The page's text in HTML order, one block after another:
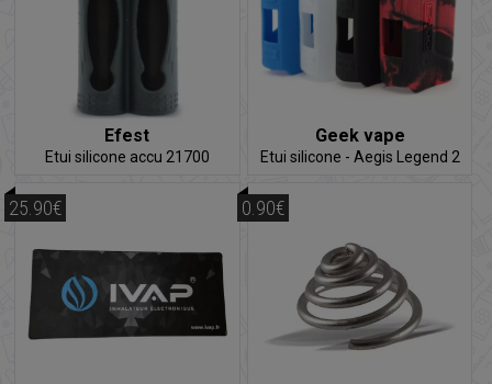
Efest
Etui silicone accu 21700
Geek vape
Etui silicone - Aegis Legend 2
25.90€ 0.90€